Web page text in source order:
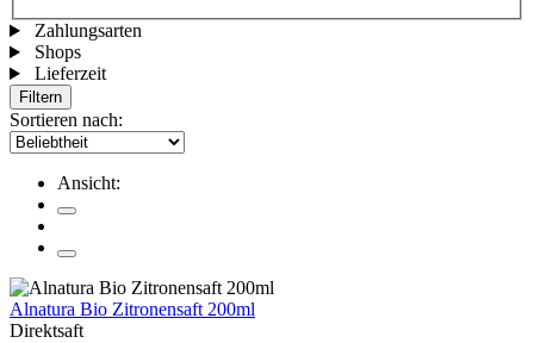
Zahlungsarten
Shops
Lieferzeit
Filtern
Sortieren nach:
Ansicht:
Alnatura Bio Zitronensaft 200ml
Direktsaft